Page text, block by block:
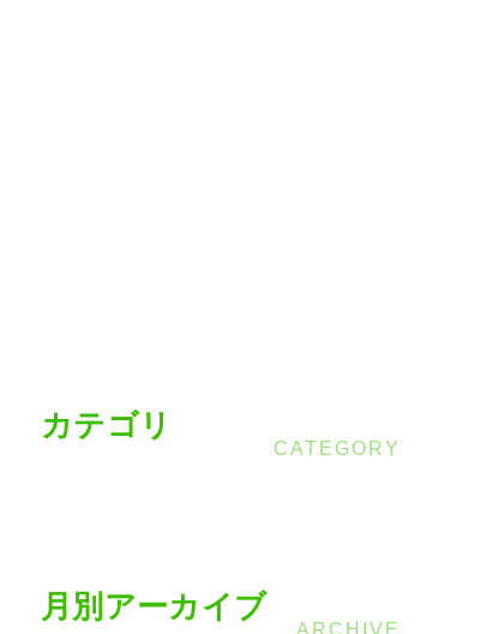
カテゴリ
月別アーカイブ